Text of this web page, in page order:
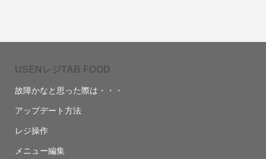
USENレジTAB FOOD
故障かなと思った際は・・・
アップデート方法
レジ操作
メニュー編集